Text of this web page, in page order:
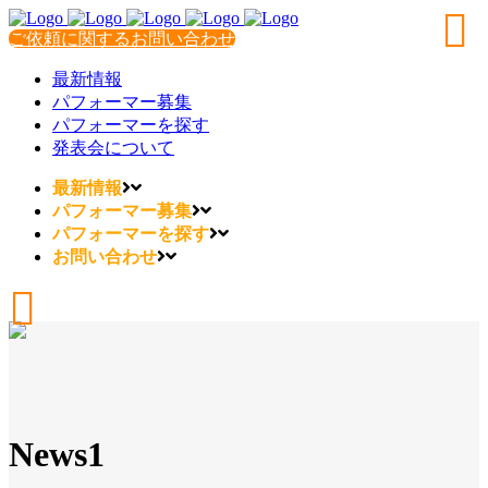
ご依頼に関するお問い合わせ
最新情報
パフォーマー募集
パフォーマーを探す
発表会について
最新情報
パフォーマー募集
パフォーマーを探す
お問い合わせ
News1